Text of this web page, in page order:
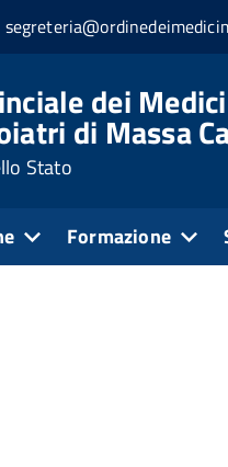
dei
di Massa
Stato
Formazione